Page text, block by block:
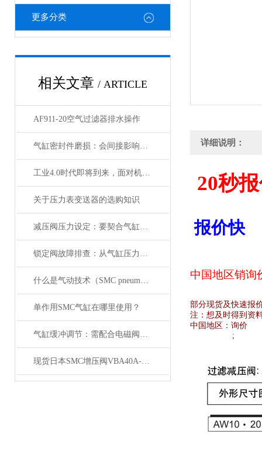
更多分类
相关文章 / ARTICLE
AF911-20空气过滤器排水操作
气缸密封件磨损：会间接影响电磁阀与锁定阀的性能吗
工业4.0时代即将到来，面对机遇与挑战，日本SMC该如何应对？
关于压力表变送器的选购知识
减压阀压力设定：要契合气缸负载与电磁阀的工作范围
锁定阀故障排查：从气缸压力变化与电磁阀信号入手
什么是气动技术（SMC pneumatics）
单作用SMC气缸在哪里使用？
气缸缓冲调节：需配合电磁阀的响应速度来调整
现货日本SMC增压阀VBA40A-04GN
详细说明：
20秒
报价快
中国地区销询
部分现货及快速报
注：想及时得到资
中国地区： 询价
;